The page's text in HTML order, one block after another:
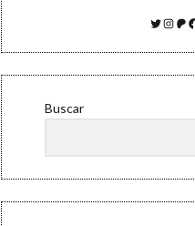
Twitter
Buscar